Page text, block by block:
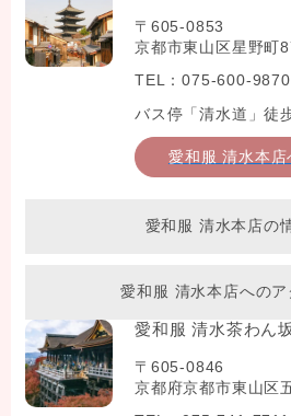
〒605-0853
京都市東山区星野町
TEL：075-600-9870
バス停「清水道」徒
愛和服 清水本店
愛和服 清水本店の
愛和服 清水本店へのア
愛和服 清水茶わん
〒605-0846
京都府京都市東山区